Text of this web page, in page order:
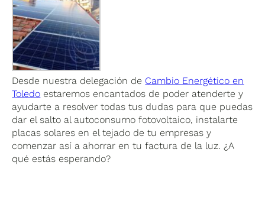
Desde nuestra delegación de Cambio Energético en
Toledo estaremos encantados de poder atenderte y
ayudarte a resolver todas tus dudas para que puedas
dar el salto al autoconsumo fotovoltaico, instalarte
placas solares en el tejado de tu empresas y
comenzar así a ahorrar en tu factura de la luz. ¿A
qué estás esperando?